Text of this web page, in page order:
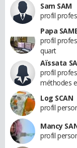
Sam SAM
profil
Papa
profil
quart
Aïssata
profil
méthodes
Log SCAN
profil
Mancy
profil